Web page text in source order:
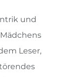
und
Leser,